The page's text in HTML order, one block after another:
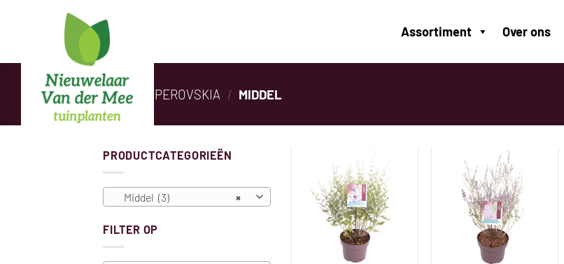
Assortiment Over ons
HOME PEROVSKIA / MIDDEL
PRODUCTCATEGORIEËN
×
Middel (3)
FILTER OP
Toevoegen
aan
verlanglijst
Toevoegen
verlanglijst